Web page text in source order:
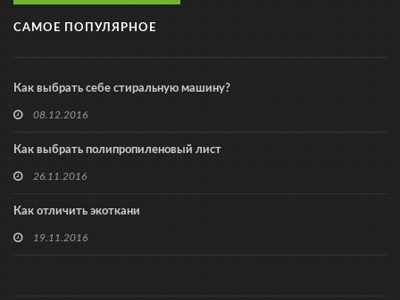
САМОЕ ПОПУЛЯРНОЕ
Как выбрать себе стиральную машину?
08.12.2016
Как выбрать полипропиленовый лист
26.11.2016
Как отличить экоткани
19.11.2016